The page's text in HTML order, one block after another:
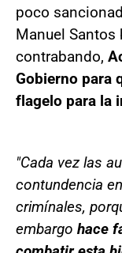
poco
Manuel Santos
contrabando,
Gobierno para
flagelo para la
"Cada vez las
contundencia
crimínales,
embargo hace